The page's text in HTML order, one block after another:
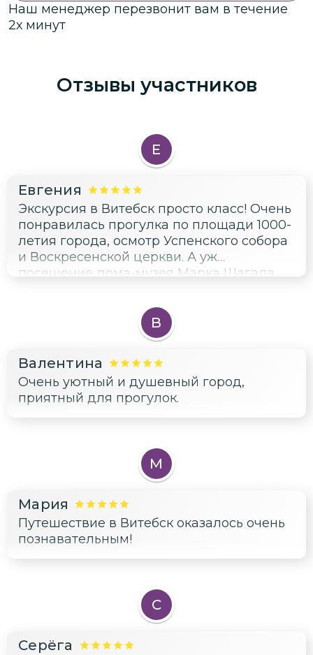
Наш менеджер перезвонит вам в течение
2х минут
Отзывы участников
Е
Евгения
Экскурсия в Витебск просто класс! Очень
понравилась прогулка по площади 1000-
летия города, осмотр Успенского собора
и Воскресенской церкви. А уж
посещение дома-музея Марка Шагала
положительных эмоций!
В
Валентина
Очень уютный и душевный город,
приятный для прогулок.
М
Мария
Путешествие в Витебск оказалось очень
познавательным!
С
Серёга